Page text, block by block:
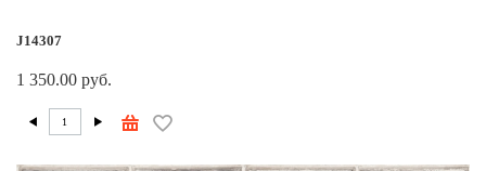
J14307
1 350.00 руб.